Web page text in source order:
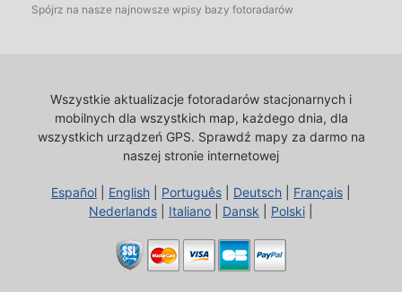
Spójrz na nasze najnowsze wpisy bazy fotoradarów
Wszystkie aktualizacje fotoradarów stacjonarnych i
mobilnych dla wszystkich map, każdego dnia, dla
wszystkich urządzeń GPS. Sprawdź mapy za darmo na
naszej stronie internetowej
Español English Português Deutsch Français
Nederlands
Italiano Dansk Polski